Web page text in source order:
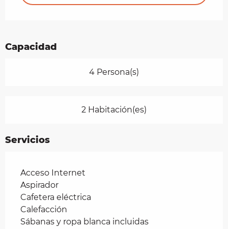
Capacidad
4 Persona(s)
2 Habitación(es)
Servicios
Acceso Internet
Aspirador
Cafetera eléctrica
Calefacción
Sábanas y ropa blanca incluidas